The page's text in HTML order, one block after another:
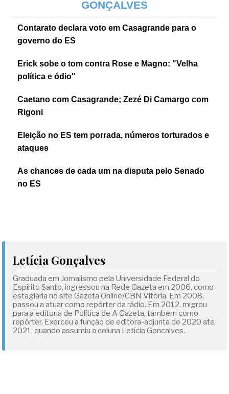
GONÇALVES
Contarato declara voto em Casagrande para o
governo do ES
Erick sobe o tom contra Rose e Magno: "Velha
política e ódio"
Caetano com Casagrande; Zezé Di Camargo com
Rigoni
Eleição no ES tem porrada, números torturados e
ataques
As chances de cada um na disputa pelo Senado
no ES
Letícia Gonçalves
Graduada em Jornalismo pela Universidade Federal do
Espírito Santo, ingressou na Rede Gazeta em 2006, como
estagiária no site Gazeta Online/CBN Vitória. Em 2008,
passou a atuar como repórter da rádio. Em 2012, migrou
para a editoria de Política de A Gazeta, tambem como
repórter. Exerceu a função de editora-adjunta de 2020 ate
2021, quando assumiu a coluna Letícia Goncalves.